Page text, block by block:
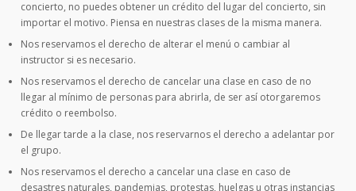
concierto, no puedes obtener un crédito del lugar del concierto, sin
importar el motivo. Piensa en nuestras clases de la misma manera.
Nos reservamos el derecho de alterar el menú o cambiar al
instructor si es necesario.
Nos reservamos el derecho de cancelar una clase en caso de no
llegar al mínimo de personas para abrirla, de ser así otorgaremos
crédito o reembolso.
De llegar tarde a la clase, nos reservarnos el derecho a adelantar por
el grupo.
Nos reservamos el derecho a cancelar una clase en caso de
desastres naturales, pandemias, protestas, huelgas u otras instancias